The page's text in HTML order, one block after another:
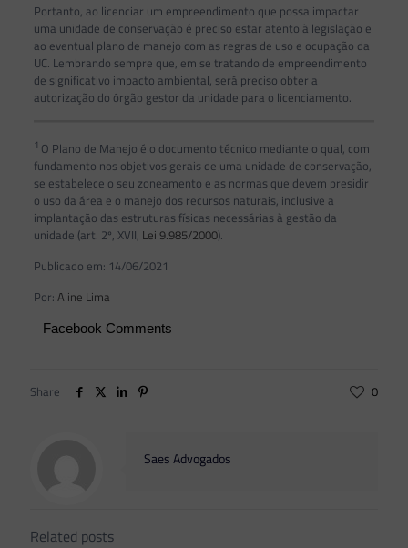
Portanto, ao licenciar um empreendimento que possa impactar
uma unidade de conservação é preciso estar atento à legislação e
ao eventual plano de manejo com as regras de uso e ocupação da
UC. Lembrando sempre que, em se tratando de empreendimento
de significativo impacto ambiental, será preciso obter a
autorização do órgão gestor da unidade para o licenciamento.
1 O Plano de Manejo é o documento técnico mediante o qual, com
fundamento nos objetivos gerais de uma unidade de conservação,
se estabelece o seu zoneamento e as normas que devem presidir
o uso da área e o manejo dos recursos naturais, inclusive a
implantação das estruturas físicas necessárias à gestão da
unidade (art. 2º, XVII, Lei 9.985/2000).
Publicado em: 14/06/2021
Por: Aline Lima
Facebook Comments
Share 0
Saes Advogados
Related posts